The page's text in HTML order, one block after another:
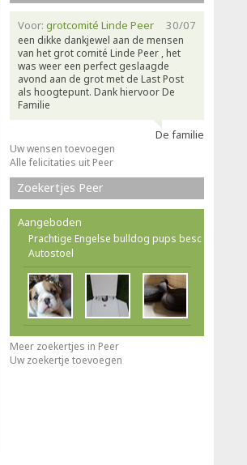
30/07
Voor: grotcomité Linde Peer
een dikke dankjewel aan de mensen
van het grot comité Linde Peer , het
was weer een perfect geslaagde
avond aan de grot met de Last Post
als hoogtepunt. Dank hiervoor De
Familie
De familie
Uw wensen toevoegen
Alle felicitaties uit Peer
Zoekertjes Peer
Aangeboden
Prachtige Engelse bulldog pups besc
Autostoel
Meer zoekertjes in Peer
Uw zoekertje toevoegen